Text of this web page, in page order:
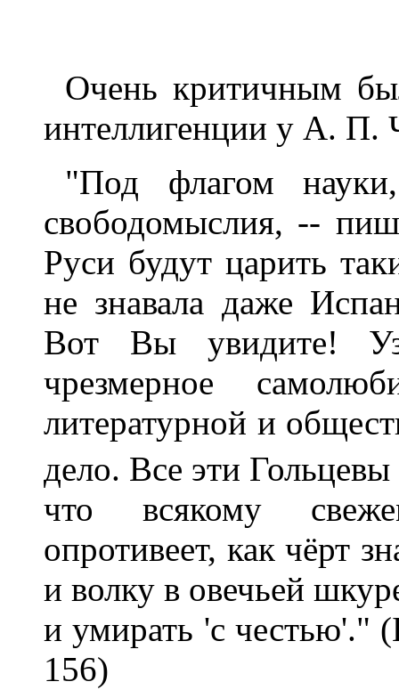
Очень критичным
интеллигенции у А. П.
"Под флагом
свободомыслия, --
Руси будут царить
не знавала даже
Вот Вы увидите!
чрезмерное
литературной и
дело. Все эти
что всякому
опротивеет, как чёрт
и волку в овечьей
и умирать 'с честью'."
156)